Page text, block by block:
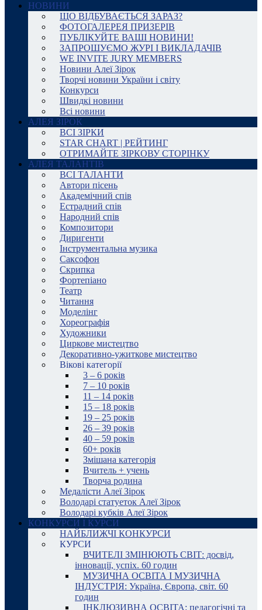
НОВИНИ
ЩО ВІДБУВАЄТЬСЯ ЗАРАЗ?
ФОТОГАЛЕРЕЯ ПРИЗЕРІВ
ПУБЛІКУЙТЕ ВАШІ НОВИНИ!
ЗАПРОШУЄМО ЖУРІ І ВИКЛАДАЧІВ
WE INVITE JURY MEMBERS
Новини Алеї Зірок
Творчі новини України і світу
Конкурси
Швидкі новини
Всі новини
АЛЕЯ ЗІРОК
ВСІ ЗІРКИ
STAR CHART | РЕЙТИНГ
ОТРИМАЙТЕ ЗІРКОВУ СТОРІНКУ
АЛЕЯ ТАЛАНТІВ
ВСІ ТАЛАНТИ
Автори пісень
Академічний спів
Естрадний спів
Народний спів
Композитори
Диригенти
Інструментальна музика
Саксофон
Скрипка
Фортепіано
Театр
Читання
Моделінг
Хореографія
Художники
Циркове мистецтво
Декоративно-ужиткове мистецтво
Вікові категорії
3 – 6 років
7 – 10 років
11 – 14 років
15 – 18 років
19 – 25 років
26 – 39 років
40 – 59 років
60+ років
Змішана категорія
Вчитель + учень
Творча родина
Медалісти Алеї Зірок
Володарі статуеток Алеї Зірок
Володарі кубків Алеї Зірок
КОНКУРСИ І КУРСИ
НАЙБЛИЖЧІ КОНКУРСИ
КУРСИ
ВЧИТЕЛІ ЗМІНЮЮТЬ СВІТ: досвід,
інновації, успіх. 60 годин
МУЗИЧНА ОСВІТА І МУЗИЧНА
ІНДУСТРІЯ: Україна, Європа, світ. 60
годин
ІНКЛЮЗИВНА ОСВІТА: педагогічні та